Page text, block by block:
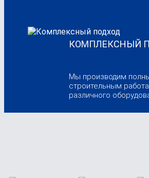
КОМПЛЕКСНЫЙ
Мы производим
строительным
различного